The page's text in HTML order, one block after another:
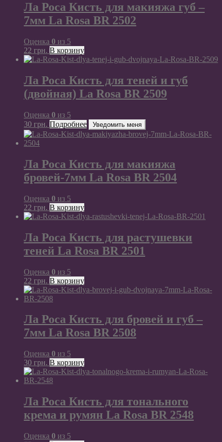
Ла Роса Кисть для макияжа губ –
7мм La Rosa BR 2502
Оценка 0 из 5
22 грн. В корзину
Ла Роса Кисть для теней и губ
(двойная) La Rosa BR 2509
Оценка 0 из 5
30 грн. Подробнее Уведомить меня
Ла Роса Кисть для макияжа
бровей-7мм La Rosa BR 2504
Оценка 0 из 5
22 грн. В корзину
Ла Роса Кисть для растушевки
теней La Rosa BR 2501
Оценка 0 из 5
22 грн. В корзину
Ла Роса Кисть для бровей и губ –
7мм La Rosa BR 2508
Оценка 0 из 5
30 грн. В корзину
Ла Роса Кисть для тонального
крема и румян La Rosa BR 2548
Оценка 0 из 5